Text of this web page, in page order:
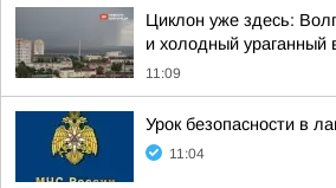
Циклон уже здесь:
и холодный ураганный
11:09
Урок безопасности в
11:04